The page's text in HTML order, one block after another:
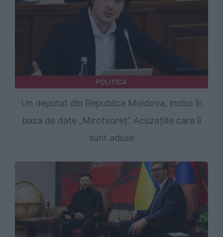
POLITICA
Un deputat din Republica Moldova, inclus în
baza de date „Mirotvoreț”. Acuzațiile care îi
sunt aduse